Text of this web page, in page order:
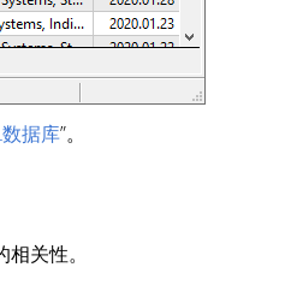
据库”。
关性。